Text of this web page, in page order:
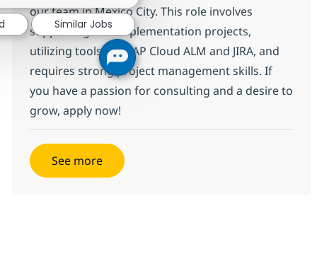
our team in Mexico City. This role involves
supporting SAP implementation projects,
utilizing tools like SAP Cloud ALM and JIRA, and
requires strong project management skills. If
you have a passion for consulting and a desire to
grow, apply now!
See more
Similar Jobs